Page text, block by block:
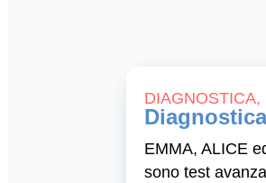
DIAGNOSTICA,
EMMA, ALICE
sono test